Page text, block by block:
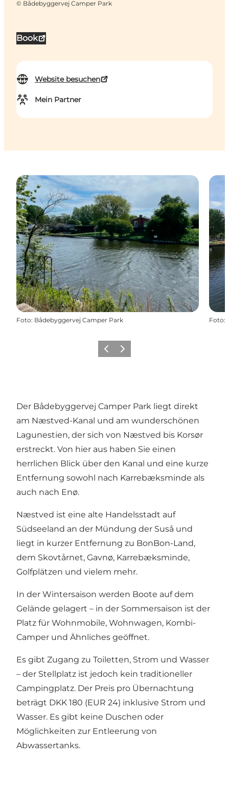
Book
Website besuchen
Mein Partner
© Bådebyggervej Camper Park
Foto: Bådebyggervej Camper Park Foto:
ZurückWeiter
Der Bådebyggervej Camper Park liegt direkt
am Næstved-Kanal und am wunderschönen
Lagunestien, der sich von Næstved bis Korsør
erstreckt. Von hier aus haben Sie einen
herrlichen Blick über den Kanal und eine kurze
Entfernung sowohl nach Karrebæksminde als
auch nach Enø.
Næstved ist eine alte Handelsstadt auf
Südseeland an der Mündung der Suså und
liegt in kurzer Entfernung zu BonBon-Land,
dem Skovtårnet, Gavnø, Karrebæksminde,
Golfplätzen und vielem mehr.
In der Wintersaison werden Boote auf dem
Gelände gelagert – in der Sommersaison ist der
Platz für Wohnmobile, Wohnwagen, Kombi-
Camper und Ähnliches geöffnet.
Es gibt Zugang zu Toiletten, Strom und Wasser
– der Stellplatz ist jedoch kein traditioneller
Campingplatz. Der Preis pro Übernachtung
beträgt DKK 180 (EUR 24) inklusive Strom und
Wasser. Es gibt keine Duschen oder
Möglichkeiten zur Entleerung von
Abwassertanks.